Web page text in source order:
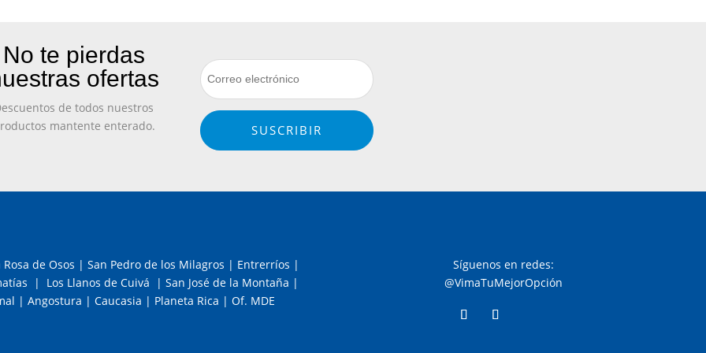
No te pierdas
ofertas
de todos nuestros
mantente enterado.
SUSCRIBIR
Rosa de Osos | San Pedro de los Milagros | Entrerríos |
| Los Llanos de Cuivá | San José de la Montaña |
| Angostura | Caucasia | Planeta Rica | Of. MDE
Síguenos en redes:
@VimaTuMejorOpción